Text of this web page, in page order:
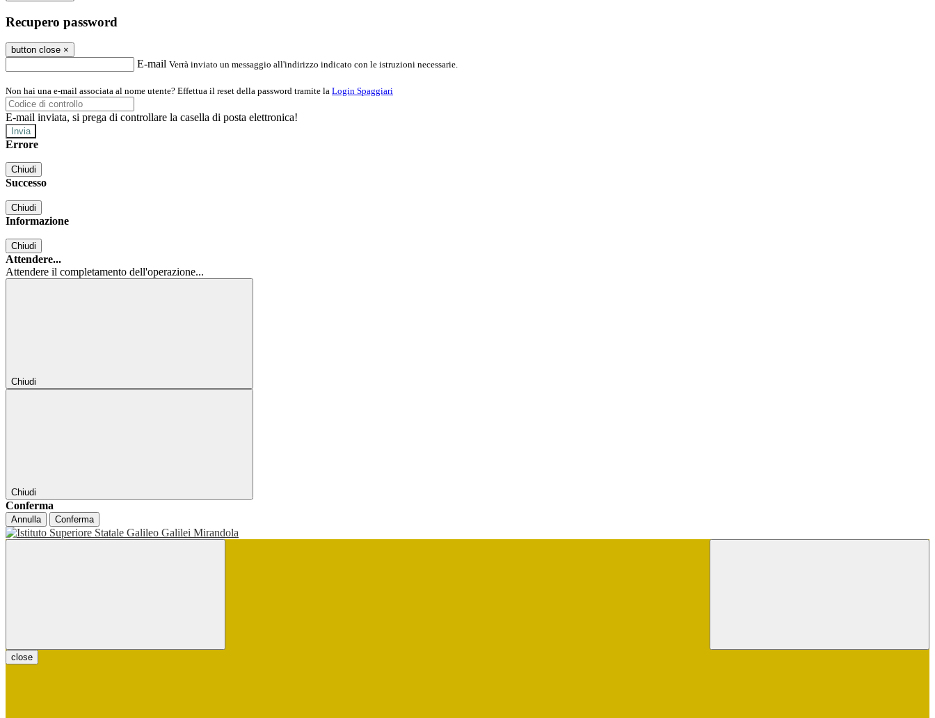
Recupero password
button close ×
E-mail Verrà inviato un messaggio all'indirizzo indicato con le istruzioni necessarie.
Non hai una e-mail associata al nome utente? Effettua il reset della password tramite la Login Spaggiari
E-mail inviata, si prega di controllare la casella di posta elettronica!
Errore
Chiudi
Successo
Chiudi
Informazione
Chiudi
Attendere...
Attendere il completamento dell'operazione...
Chiudi
Chiudi
Conferma
Annulla Conferma
close